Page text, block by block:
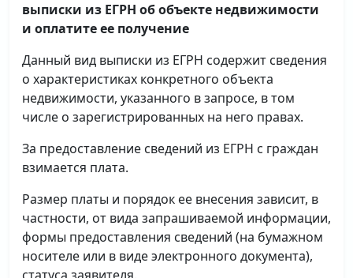
выписки из ЕГРН об объекте недвижимости
и оплатите ее получение
Данный вид выписки из ЕГРН содержит сведения
о характеристиках конкретного объекта
недвижимости, указанного в запросе, в том
числе о зарегистрированных на него правах.
За предоставление сведений из ЕГРН с граждан
взимается плата.
Размер платы и порядок ее внесения зависит, в
частности, от вида запрашиваемой информации,
формы предоставления сведений (на бумажном
носителе или в виде электронного документа),